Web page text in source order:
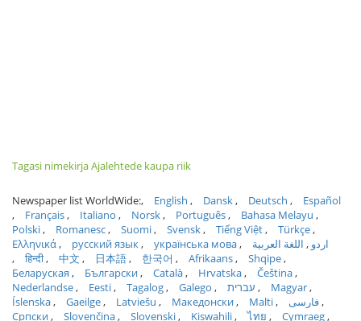
Tagasi nimekirja Ajalehtede kaupa riik
Newspaper list WorldWide: English Dansk Deutsch
Español
Français
Italiano Norsk Português
Bahasa Melayu
Polski
Romanesc Suomi Svensk Tiếng Việt
Türkçe
Ελληνικά
русский язык українська мова اردو
اللغة العربية
हिन्दी
中文 日本語 한국어 Afrikaans
Shqipe
Беларуская
Български Català Hrvatska
Čeština
Nederlandse
Eesti Tagalog Galego עברית
Magyar
Íslenska
Gaeilge Latviešu Македонски Malti
فارسی
Српски
Slovenčina Slovenski Kiswahili ไทย Cymraeg